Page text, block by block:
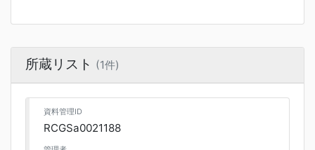
所蔵リスト (1件)
資料管理ID
RCGSa0021188